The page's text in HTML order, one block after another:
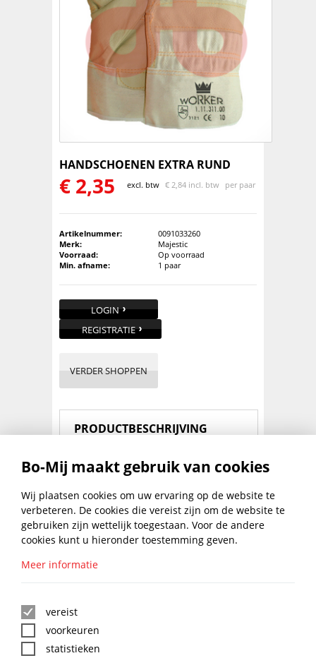
HANDSCHOENEN EXTRA RUND
€ 2,35 excl. btw € 2,84 incl. btw per paar
Artikelnummer:
0091033260
Merk:
Majestic
Voorraad:
Op voorraad
Min. afname:
1 paar
LOGIN
REGISTRATIE
VERDER SHOPPEN
PRODUCTBESCHRIJVING
Stevige rund lederen handschoen. Katoenen
trapeziumversterking op de handpalm.
Versterkte kap 10 cm. Kap zorgt voor een
goede bescherming van de pols. Palm van de
hand is uit één stuk.
BO-MIJ NIEUWSBRIEF
Bo-Mij maakt gebruik van cookies
Wij plaatsen cookies om uw ervaring op de website te
verbeteren. De cookies die vereist zijn om de website te
gebruiken zijn wettelijk toegestaan. Voor de andere
cookies kunt u hieronder toestemming geven.
Meer informatie
vereist
voorkeuren
statistieken